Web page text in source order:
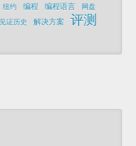
纽约 编程 编程语言 网盘
见证历史 解决方案 评测